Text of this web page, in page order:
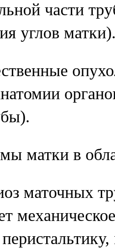
части
углов
матки в
маточных